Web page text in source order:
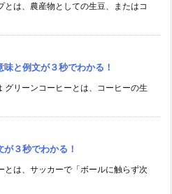
とは、農産物としての生豆、またはコ
味と例文が３秒でわかる！
グリーンコーヒーとは、コーヒーの生
が３秒でわかる！
とは、サッカーで「ボールに触らず次